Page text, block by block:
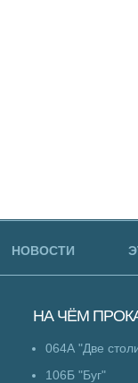
НОВОСТИ
НА ЧЁМ
064А "Две
106Б "Буг"